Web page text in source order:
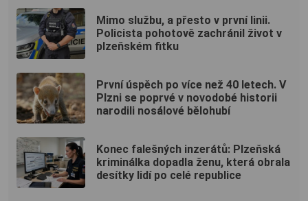
Mimo službu, a přesto v první linii.
Policista pohotově zachránil život v
plzeňském fitku
První úspěch po více než 40 letech. V
Plzni se poprvé v novodobé historii
narodili nosálové bělohubí
Konec falešných inzerátů: Plzeňská
kriminálka dopadla ženu, která obrala
desítky lidí po celé republice